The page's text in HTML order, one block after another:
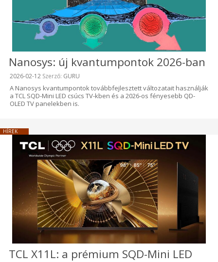
Nanosys: új kvantumpontok 2026-ban
Beküldve:
2026-02-12 Szerző: GURU
A Nanosys kvantumpontok továbbfejlesztett változatait használják
a TCL SQD-Mini LED csúcs TV-kben és a 2026-os fényesebb QD-
OLED TV panelekben is.
HÍREK
TCL X11L: a prémium SQD-Mini LED